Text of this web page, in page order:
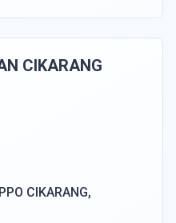
CIKARANG
CIKARANG,